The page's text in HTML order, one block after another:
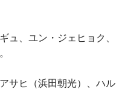
ュ、ユン・ジェヒョク、
サヒ（浜田朝光）、ハル